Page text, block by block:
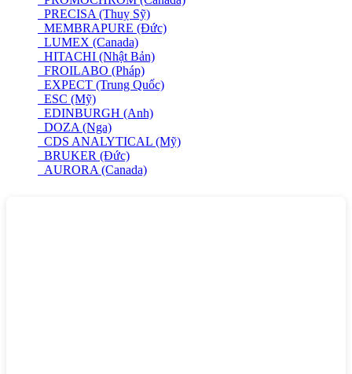
PRECISA (Thuỵ Sỹ)
MEMBRAPURE (Đức)
LUMEX (Canada)
HITACHI (Nhật Bản)
FROILABO (Pháp)
EXPECT (Trung Quốc)
ESC (Mỹ)
EDINBURGH (Anh)
DOZA (Nga)
CDS ANALYTICAL (Mỹ)
BRUKER (Đức)
AURORA (Canada)